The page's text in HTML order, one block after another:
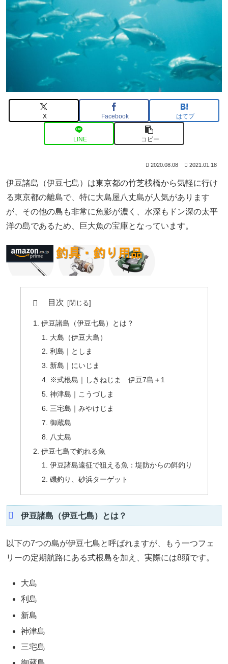
X Facebook はてブ
LINE コピー
2020.08.08 2021.01.18
伊豆諸島（伊豆七島）は東京都の竹芝桟橋から気軽に行け
る東京都の離島で、特に大島屋八丈島が人気があります
が、その他の島も非常に魚影が濃く、水深もドン深の太平
洋の島であるため、巨大魚の宝庫となっています。
目次
伊豆諸島（伊豆七島）とは？
大島（伊豆大島）
利島｜としま
新島｜にいじま
※式根島｜しきねじま 伊豆7島＋1
神津島｜こうづしま
三宅島｜みやけじま
御蔵島
八丈島
伊豆七島で釣れる魚
伊豆諸島遠征で狙える魚：堤防からの餌釣り
磯釣り、砂浜ターゲット
伊豆諸島（伊豆七島）とは？
以下の7つの島が伊豆七島と呼ばれますが、もう一つフェ
リーの定期航路にある式根島を加え、実際には8頭です。
大島
利島
新島
神津島
三宅島